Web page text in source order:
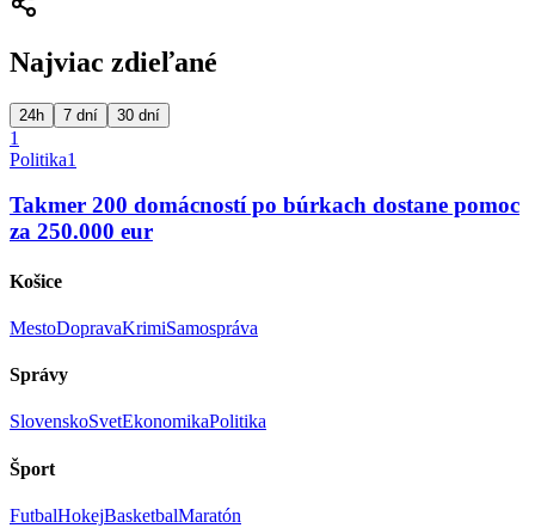
Najviac zdieľané
24h 7 dní 30 dní
1
Politika1
Takmer 200 domácností po búrkach dostane pomoc
za 250.000 eur
Košice
MestoDopravaKrimiSamospráva
Správy
SlovenskoSvetEkonomikaPolitika
Šport
FutbalHokejBasketbalMaratón